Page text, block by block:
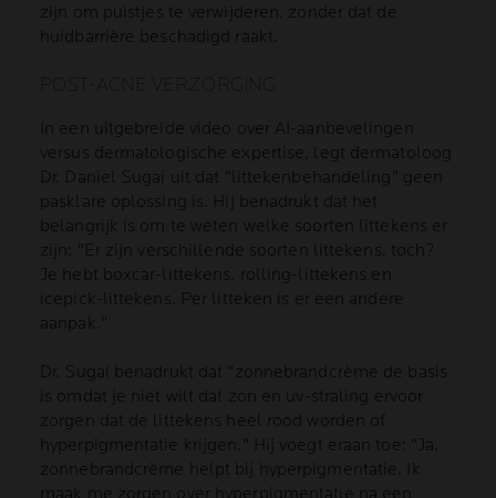
zijn om puistjes te verwijderen, zonder dat de
huidbarrière beschadigd raakt.
In een uitgebreide video over AI-aanbevelingen
versus dermatologische expertise, legt dermatoloog
Dr. Daniel Sugai uit dat "littekenbehandeling" geen
pasklare oplossing is. Hij benadrukt dat het
belangrijk is om te weten welke soorten littekens er
zijn: "Er zijn verschillende soorten littekens, toch?
Je hebt boxcar-littekens, rolling-littekens en
icepick-littekens. Per litteken is er een andere
aanpak."
Dr. Sugai benadrukt dat "zonnebrandcrème de basis
is omdat je niet wilt dat zon en uv-straling ervoor
zorgen dat de littekens heel rood worden of
hyperpigmentatie krijgen." Hij voegt eraan toe: "Ja,
zonnebrandcrème helpt bij hyperpigmentatie. Ik